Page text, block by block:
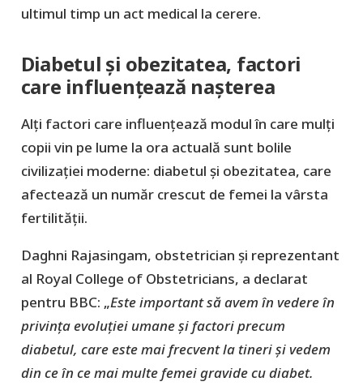
ultimul timp un act medical la cerere.
Diabetul și obezitatea, factori
care influențează nașterea
Alți factori care influențează modul în care mulți
copii vin pe lume la ora actuală sunt bolile
civilizației moderne: diabetul și obezitatea, care
afectează un număr crescut de femei la vârsta
fertilității.
Daghni Rajasingam, obstetrician și reprezentant
al Royal College of Obstetricians, a declarat
pentru BBC: „Este important să avem în vedere în
privința evoluției umane și factori precum
diabetul, care este mai frecvent la tineri și vedem
din ce în ce mai multe femei gravide cu diabet.